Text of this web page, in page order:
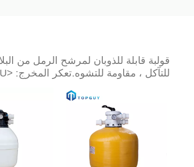
قولبة قابلة للذوبان لمرشح الرمل من
للتآكل ، مقاومة للتشوه.تعكر المخرج: <2FTU